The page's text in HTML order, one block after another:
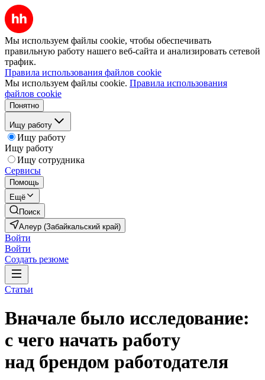
Мы используем файлы cookie, чтобы обеспечивать
правильную работу нашего веб-сайта и анализировать сетевой
трафик.
Правила использования файлов cookie
Мы используем файлы cookie. Правила использования
файлов cookie
Понятно
Ищу работу
Ищу работу
Ищу работу
Ищу сотрудника
Сервисы
Помощь
Ещё
Поиск
Алеур (Забайкальский край)
Войти
Войти
Создать резюме
Статьи
Вначале было исследование:
с чего начать работу
над брендом работодателя